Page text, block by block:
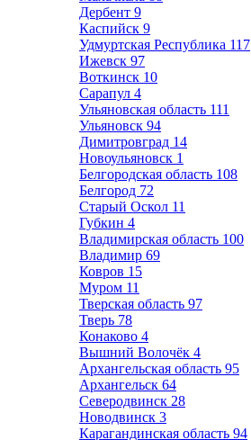
Дербент 9
Каспийск 9
Удмуртская Республика 117
Ижевск 97
Воткинск 10
Сарапул 4
Ульяновская область 111
Ульяновск 94
Димитровград 14
Новоульяновск 1
Белгородская область 108
Белгород 72
Старый Оскол 11
Губкин 4
Владимирская область 100
Владимир 69
Ковров 15
Муром 11
Тверская область 97
Тверь 78
Конаково 4
Вышний Волочёк 4
Архангельская область 95
Архангельск 64
Северодвинск 28
Новодвинск 3
Карагандинская область 94